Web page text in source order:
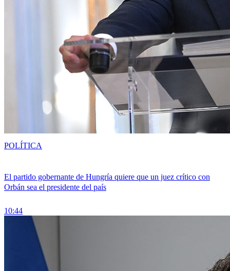
El partido gobernante de Hungría quiere que un juez crítico con
Orbán sea el presidente del país
10:44
POLÍTICA